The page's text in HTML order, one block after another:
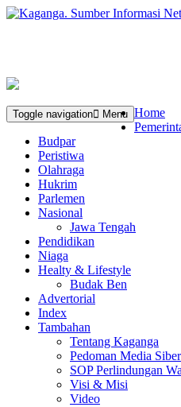
Toggle navigation Menu Home
Budpar
Peristiwa
Olahraga
Hukrim
Parlemen
Nasional
Jawa Tengah
Pendidikan
Niaga
Healty & Lifestyle
Budak Ben
Advertorial
Index
Tambahan
Tentang Kaganga
Pedoman Media Siber
SOP Perlindungan
Visi & Misi
Video